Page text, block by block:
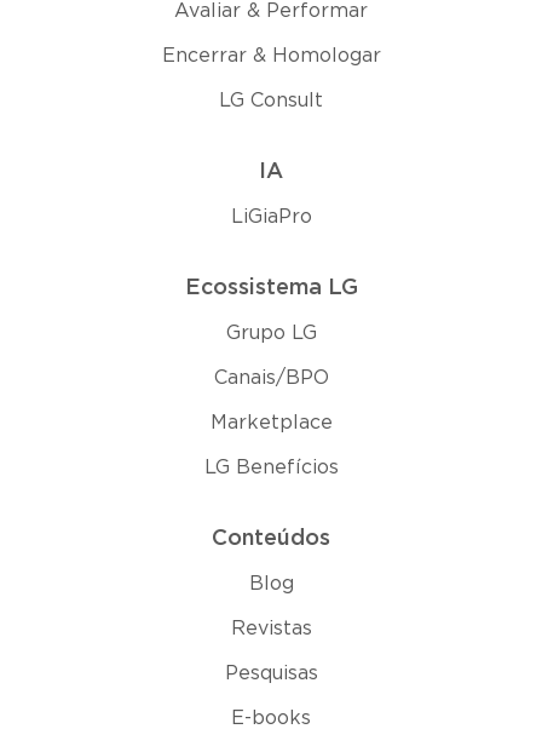
Avaliar & Performar
Encerrar & Homologar
LG Consult
IA
LiGiaPro
Ecossistema LG
Grupo LG
Canais/BPO
Marketplace
LG Benefícios
Conteúdos
Blog
Revistas
Pesquisas
E-books